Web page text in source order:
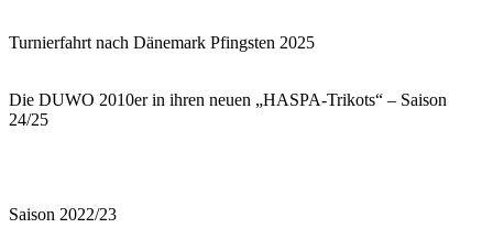
Turnierfahrt nach Dänemark Pfingsten 2025
Die DUWO 2010er in ihren neuen „HASPA-Trikots“ – Saison
24/25
Saison 2022/23